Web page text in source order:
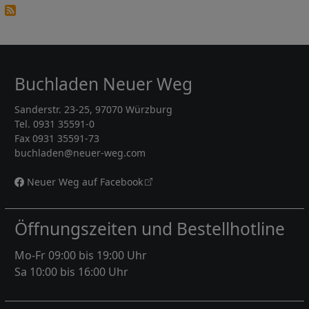
Buchladen Neuer Weg
Sanderstr. 23-25, 97070 Würzburg
Tel. 0931 35591-0
Fax 0931 35591-73
buchladen@neuer-weg.com
Neuer Weg auf Facebook
Öffnungszeiten und Bestellhotline
Mo-Fr 09:00 bis 19:00 Uhr
Sa 10:00 bis 16:00 Uhr